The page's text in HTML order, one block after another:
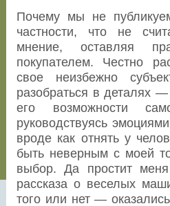
Почему мы не
частности, что не
мнение, оставляя
покупателем. Честно
свое неизбежно
разобраться в деталях
его возможности
руководствуясь
вроде как отнять у
быть неверным с моей
выбор. Да простит меня
рассказа о веселых
того или нет —